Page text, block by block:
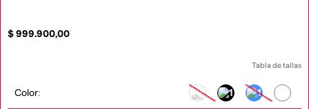
$999.900,00
Tabla de tallas
Color: